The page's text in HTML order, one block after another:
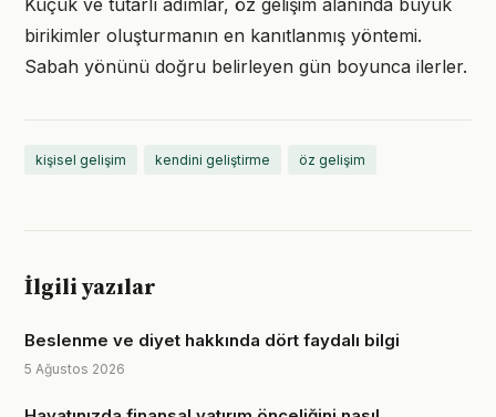
Küçük ve tutarlı adımlar, öz gelişim alanında büyük
birikimler oluşturmanın en kanıtlanmış yöntemi.
Sabah yönünü doğru belirleyen gün boyunca ilerler.
kişisel gelişim kendini geliştirme öz gelişim
İlgili yazılar
Beslenme ve diyet hakkında dört faydalı bilgi
5 Ağustos 2026